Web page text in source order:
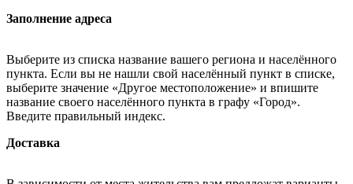
Заполнение адреса
Выберите из списка название вашего региона и населённого
пункта. Если вы не нашли свой населённый пункт в списке,
выберите значение «Другое местоположение» и впишите
название своего населённого пункта в графу «Город».
Введите правильный индекс.
Доставка